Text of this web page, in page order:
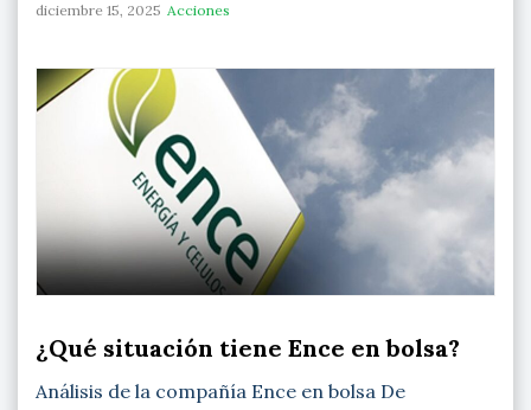
diciembre 15, 2025 Acciones
¿Qué situación tiene Ence en bolsa?
Análisis de la compañía Ence en bolsa De